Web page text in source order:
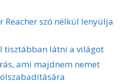
Reacher szó nélkül lenyúlja
tisztábban látni a világot
ami majdnem nemet